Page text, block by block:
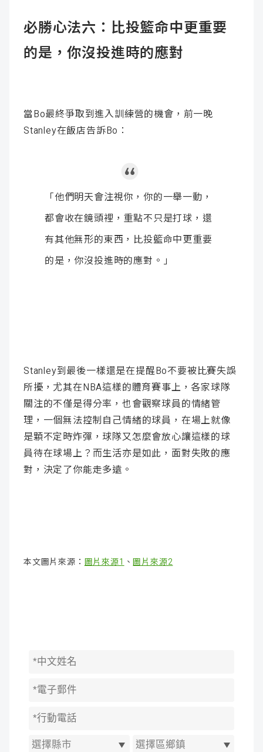
必勝心法六：比投籃命中更重要
的是，你沒投進時的應對
當Bo最終爭取到進入訓練營的機會，前一晚
Stanley在飯店告訴Bo：
「他們明天會注視你，你的一舉一動，
都會收在鏡頭裡，重點不只是打球，還
有其他無形的東西，比投籃命中更重要
的是，你沒投進時的應對。」
Stanley到最後一樣還是在提醒Bo不要被比賽失誤
所擾，尤其在NBA這樣的體育賽事上，各家球隊
關注的不僅是得分率，也會觀察球員的情緒管
理，一個無法控制自己情緒的球員，在場上就像
是顆不定時炸彈，球隊又怎麼會放心讓這樣的球
員待在球場上？而生活亦是如此，面對失敗的應
對，決定了你能走多遠。
本文圖片來源： 圖片來源1 、 圖片來源2